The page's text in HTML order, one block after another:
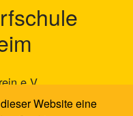
e.V
131Website eine